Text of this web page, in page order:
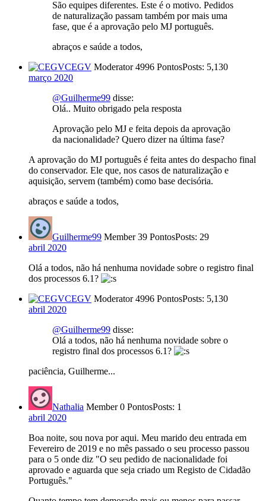
São equipes diferentes. Este é o motivo. Pedidos
de naturalização passam também por mais uma
fase, que é a aprovação pelo MJ português.
abraços e saúde a todos,
CEGV Moderator 4996 PontosPosts: 5,130
março 2020
@Guilherme99 disse:
Olá.. Muito obrigado pela resposta
Aprovação pelo MJ e feita depois da aprovação
da nacionalidade? Quero dizer na última fase?
A aprovação do MJ português é feita antes do despacho final
do conservador. Ele que, nos casos de naturalização e
aquisição, servem (também) como base decisória.
abraços e saúde a todos,
Guilherme99 Member 39 PontosPosts: 29
abril 2020
Olá a todos, não há nenhuma novidade sobre o registro final
dos processos 6.1?
CEGV Moderator 4996 PontosPosts: 5,130
abril 2020
@Guilherme99 disse:
Olá a todos, não há nenhuma novidade sobre o
registro final dos processos 6.1?
paciência, Guilherme...
Nathalia Member 0 PontosPosts: 1
abril 2020
Boa noite, sou nova por aqui. Meu marido deu entrada em
Fevereiro de 2019 e no mês passado o seu processo passou
para o 5 onde diz "O seu pedido de nacionalidade foi
aprovado e aguarda que seja criado um Registo de Cidadão
Português."